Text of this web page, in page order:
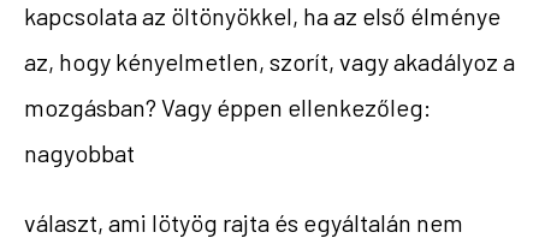
kapcsolata az öltönyökkel, ha az első élménye
az, hogy kényelmetlen, szorít, vagy akadályoz a
mozgásban? Vagy éppen ellenkezőleg:
nagyobbat
választ, ami lötyög rajta és egyáltalán nem